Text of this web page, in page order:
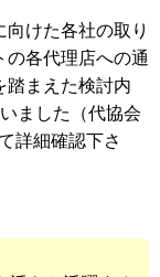
けた各社の取り
の各代理店への通
踏まえた検討内
ました（代協会
詳細確認下さ